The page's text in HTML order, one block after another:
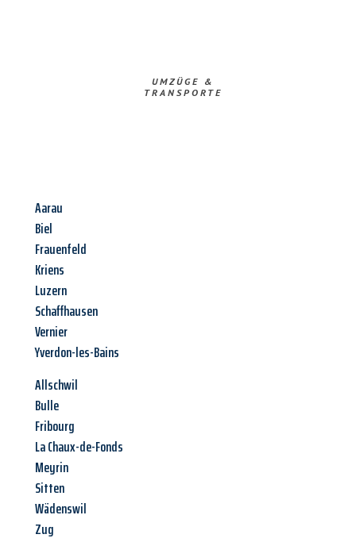
UMZÜGE &
TRANSPORTE
Aarau
Biel
Frauenfeld
Kriens
Luzern
Schaffhausen
Vernier
Yverdon-les-Bains
Allschwil
Bulle
Fribourg
La Chaux-de-Fonds
Meyrin
Sitten
Wädenswil
Zug